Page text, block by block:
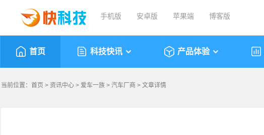
手机版 安卓版 苹果端 博客版
首页 科技快讯 产品体验
当前位置： 首页 > 资讯中心 > 爱车一族 > 汽车厂商 > 文章详情